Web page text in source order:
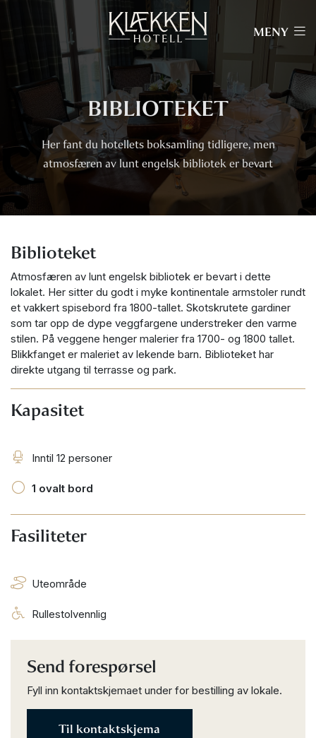
MENY
BIBLIOTEKET
Her fant du hotellets boksamling tidligere, men
atmosfæren av lunt engelsk bibliotek er bevart
Biblioteket
Atmosfæren av lunt engelsk bibliotek er bevart i dette
lokalet. Her sitter du godt i myke kontinentale armstoler rundt
et vakkert spisebord fra 1800-tallet. Skotskrutete gardiner
som tar opp de dype veggfargene understreker den varme
stilen. På veggene henger malerier fra 1700- og 1800 tallet.
Blikkfanget er maleriet av lekende barn. Biblioteket har
direkte utgang til terrasse og park.
Kapasitet
Inntil 12 personer
1 ovalt bord
Fasiliteter
Uteområde
Rullestolvennlig
Send forespørsel
Fyll inn kontaktskjemaet under for bestilling av lokale.
Til kontaktskjema